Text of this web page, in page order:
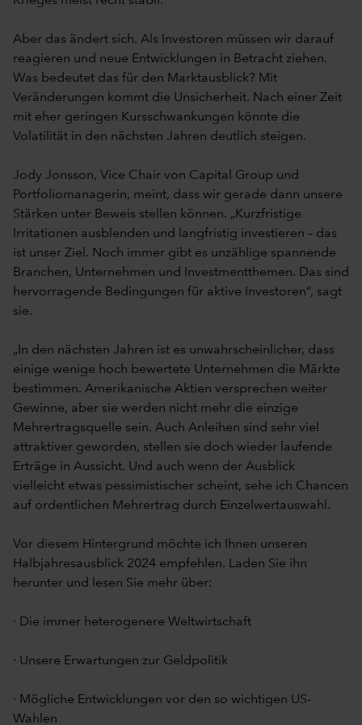
Aber das ändert sich. Als Investoren müssen wir darauf
reagieren und neue Entwicklungen in Betracht ziehen.
Was bedeutet das für den Marktausblick? Mit
Veränderungen kommt die Unsicherheit. Nach einer Zeit
mit eher geringen Kursschwankungen könnte die
Volatilität in den nächsten Jahren deutlich steigen.
Jody Jonsson, Vice Chair von Capital Group und
Portfoliomanagerin, meint, dass wir gerade dann unsere
Stärken unter Beweis stellen können. „Kurzfristige
Irritationen ausblenden und langfristig investieren – das
ist unser Ziel. Noch immer gibt es unzählige spannende
Branchen, Unternehmen und Investmentthemen. Das sind
hervorragende Bedingungen für aktive Investoren“, sagt
sie.
„In den nächsten Jahren ist es unwahrscheinlicher, dass
einige wenige hoch bewertete Unternehmen die Märkte
bestimmen. Amerikanische Aktien versprechen weiter
Gewinne, aber sie werden nicht mehr die einzige
Mehrertragsquelle sein. Auch Anleihen sind sehr viel
attraktiver geworden, stellen sie doch wieder laufende
Erträge in Aussicht. Und auch wenn der Ausblick
vielleicht etwas pessimistischer scheint, sehe ich Chancen
auf ordentlichen Mehrertrag durch Einzelwertauswahl.
Vor diesem Hintergrund möchte ich Ihnen unseren
Halbjahresausblick 2024 empfehlen. Laden Sie ihn
herunter und lesen Sie mehr über:
· Die immer heterogenere Weltwirtschaft
· Unsere Erwartungen zur Geldpolitik
· Mögliche Entwicklungen vor den so wichtigen US-
Wahlen